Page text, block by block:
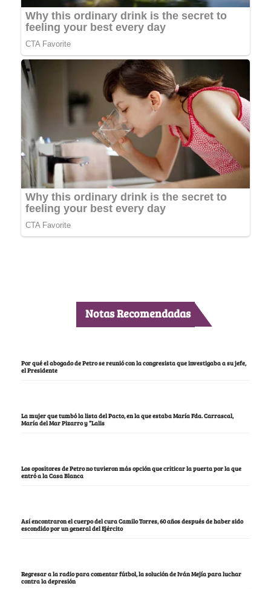
Notas Recomendadas
Por qué el abogado de Petro se reunió con la congresista que investigaba a su jefe,
el Presidente
La mujer que tumbó la lista del Pacto, en la que estaba María Fda. Carrascal,
María del Mar Pizarro y “Lalis
Los opositores de Petro no tuvieron más opción que criticar la puerta por la que
entró a la Casa Blanca
Así encontraron el cuerpo del cura Camilo Torres, 60 años después de haber sido
escondido por un general del Ejército
Regresar a la radio para comentar fútbol, la solución de Iván Mejía para luchar
contra la depresión